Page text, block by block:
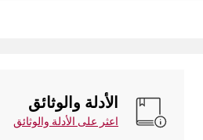
الأدلة والوثائق
اعثر على الأدلة والوثائق